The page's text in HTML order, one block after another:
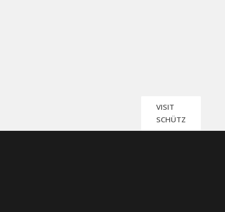
VISIT
SCHÜTZ